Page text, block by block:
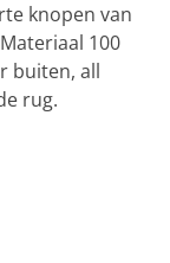
knopen van
100
buiten, all
rug.